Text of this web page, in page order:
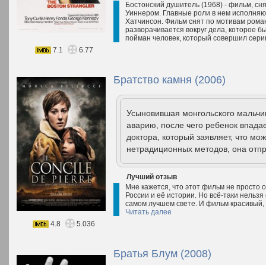
Бостонский душитель (1968) - фильм,
Уиннером. Главные роли в нем
Хатчинсон. Фильм снят по мотивам
разворачивается вокруг дела, которое
пойман человек, который совершил
7.1
6.77
Братство камня (2006)
Усыновившая монгольского
аварию, после чего ребенок
доктора, который заявляет, что
нетрадиционных методов, она
Лучший отзыв
Мне кажется, что этот фильм не просто
России и её истории. Но всё-таки
самом лучшем свете. И фильм
Читать далее
4.8
5.036
Братья Блум (2008)